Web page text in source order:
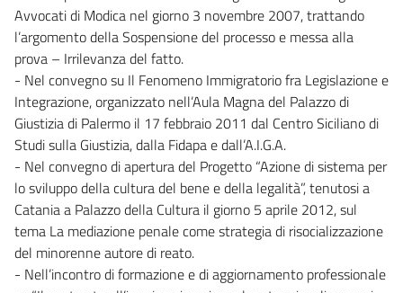
Avvocati di Modica nel giorno 3 novembre 2007, trattando
l’argomento della Sospensione del processo e messa alla
prova – Irrilevanza del fatto.
- Nel convegno su Il Fenomeno Immigratorio fra Legislazione e
Integrazione, organizzato nell’Aula Magna del Palazzo di
Giustizia di Palermo il 17 febbraio 2011 dal Centro Siciliano di
Studi sulla Giustizia, dalla Fidapa e dall’A.I.G.A.
- Nel convegno di apertura del Progetto “Azione di sistema per
lo sviluppo della cultura del bene e della legalità”, tenutosi a
Catania a Palazzo della Cultura il giorno 5 aprile 2012, sul
tema La mediazione penale come strategia di risocializzazione
del minorenne autore di reato.
- Nell’incontro di formazione e di aggiornamento professionale